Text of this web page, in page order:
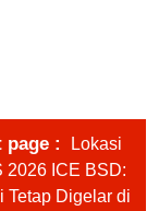
page
Lokasi
2026 ICE BSD:
Tetap Digelar di